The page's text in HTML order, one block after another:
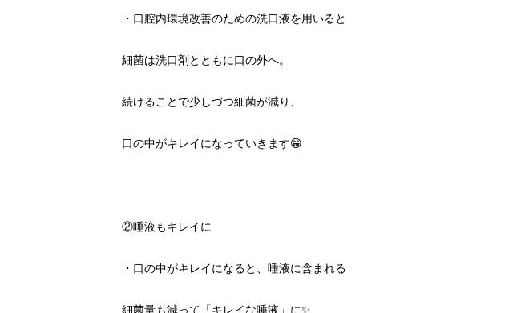
・口腔内環境改善のための洗口液を用いると
細菌は洗口剤とともに口の外へ。
続けることで少しづつ細菌が減り、
口の中がキレイになっていきます😁
②唾液もキレイに
・口の中がキレイになると、唾液に含まれる
細菌量も減って「キレイな唾液」に✨